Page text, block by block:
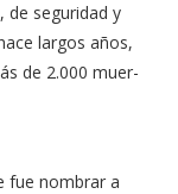
de se­guridad y
largos años,
de 2.000 muer­
fue nombrar a